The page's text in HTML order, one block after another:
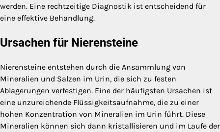
werden. Eine rechtzeitige Diagnostik ist entscheidend für
eine effektive Behandlung.
Ursachen für Nierensteine
Nierensteine entstehen durch die Ansammlung von
Mineralien und Salzen im Urin, die sich zu festen
Ablagerungen verfestigen. Eine der häufigsten Ursachen ist
eine unzureichende Flüssigkeitsaufnahme, die zu einer
hohen Konzentration von Mineralien im Urin führt. Diese
Mineralien können sich dann kristallisieren und im Laufe der